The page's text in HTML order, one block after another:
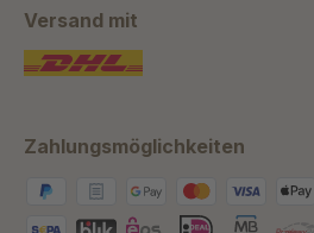
Versand mit
Zahlungsmöglichkeiten